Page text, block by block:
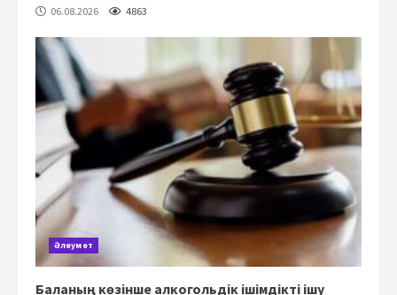
06.08.2026 4863
Әлеумет
Баланың көзінше алкогольдік ішімдікті ішу